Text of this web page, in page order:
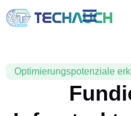
Optimierungspotenziale